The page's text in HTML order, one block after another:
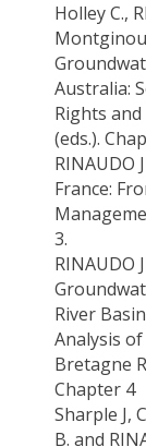
Holley C.,
Australia:
Rights
(eds.).
RINAUDO
France:
3.
RINAUDO
River
Analysis
Bretagne
Chapter 4
Sharple J,
B. and